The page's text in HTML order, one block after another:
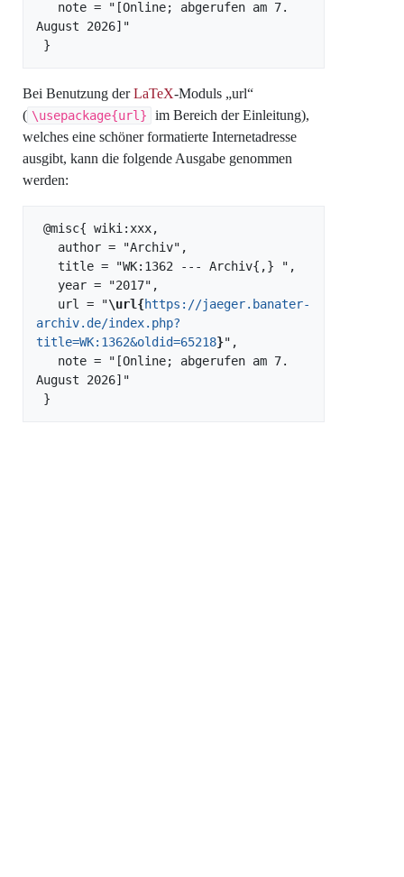
August 2026]"
Bei Benutzung derLaTeX-Moduls „url“
( \usepackage{url}
im Bereich der Einleitung),
welches eine schöner formatierte Internetadresse
ausgibt, kann die folgende Ausgabe genommen
werden:
   url = "
\url{https://jaeger.banater-
archiv.de/index.php?
title=WK:1362&oldid=65218}",
August 2026]"